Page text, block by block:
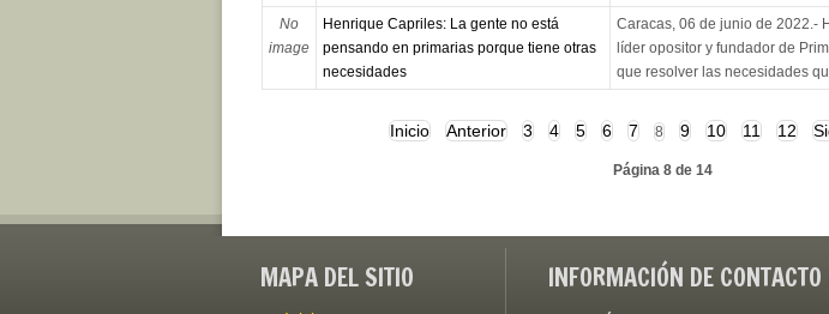
No
image
Henrique Capriles: La gente no está
pensando en primarias porque tiene otras
necesidades
Caracas, 06 de junio de 2022.-
líder opositor y fundador de
que resolver las necesidades
Inicio Anterior 3 4 5 6 7 8 9 10 11 12
Página 8 de 14
MAPA DEL SITIO INFORMACIÓN DE CONTACTO